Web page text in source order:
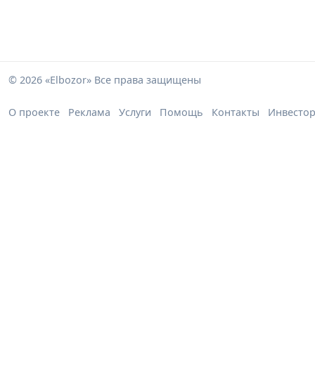
© 2026 «Elbozor» Все права защищены
О проекте Реклама Услуги Помощь Контакты